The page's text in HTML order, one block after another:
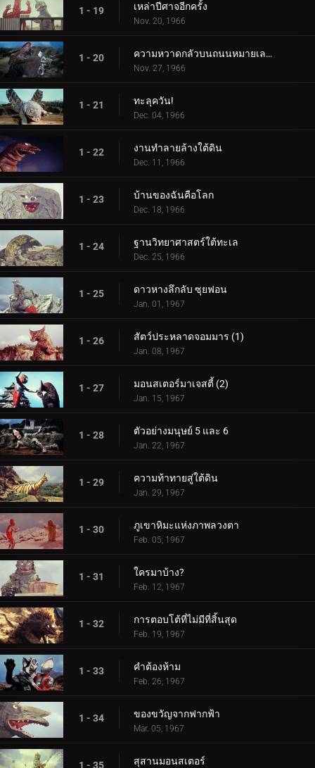
1 - 19 เหล่าปีศาจอีกครั้ง
Nov. 20, 1966
1 - 20 ความหวาดกลัวบนถนนหมายเลข 87
Nov. 27, 1966
1 - 21 ทะลุควัน!
Dec. 04, 1966
1 - 22 งานทำลายล้างใต้ดิน
Dec. 11, 1966
1 - 23 บ้านของฉันคือโลก
Dec. 18, 1966
1 - 24 ฐานวิทยาศาสตร์ใต้ทะเล
Dec. 25, 1966
1 - 25 ดาวหางลึกลับ ซุยฟอน
Jan. 01, 1967
1 - 26 สัตว์ประหลาดจอมมาร (1)
Jan. 08, 1967
1 - 27 มอนสเตอร์มาเจสตี้ (2)
Jan. 15, 1967
1 - 28 ตัวอย่างมนุษย์ 5 และ 6
Jan. 22, 1967
1 - 29 ความท้าทายสู่ใต้ดิน
Jan. 29, 1967
1 - 30 ภูเขาหิมะแห่งภาพลวงตา
Feb. 05, 1967
1 - 31 ใครมาบ้าง?
Feb. 12, 1967
1 - 32 การตอบโต้ที่ไม่มีที่สิ้นสุด
Feb. 19, 1967
1 - 33 คำต้องห้าม
Feb. 26, 1967
1 - 34 ของขวัญจากฟากฟ้า
Mar. 05, 1967
1 - 35 สุสานมอนสเตอร์